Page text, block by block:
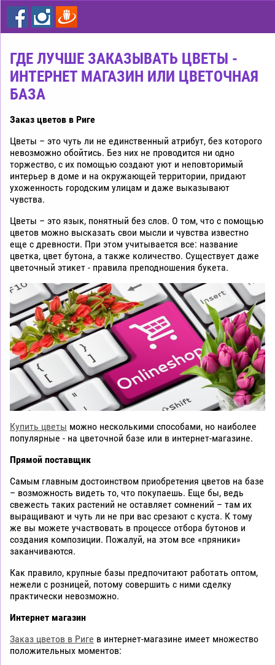
цветы
дешево
Рига
ГДЕ ЛУЧШЕ ЗАКАЗЫВАТЬ ЦВЕТЫ -
ИНТЕРНЕТ МАГАЗИН ИЛИ ЦВЕТОЧНАЯ
БАЗА
Заказ цветов в Риге
Цветы – это чуть ли не единственный атрибут, без которого
невозможно обойтись. Без них не проводится ни одно
торжество, с их помощью создают уют и неповторимый
интерьер в доме и на окружающей территории, придают
ухоженность городским улицам и даже выказывают
чувства.
Цветы – это язык, понятный без слов. О том, что с помощью
цветов можно высказать свои мысли и чувства известно
еще с древности. При этом учитывается все: название
цветка, цвет бутона, а также количество. Существует даже
цветочный этикет ‑ правила преподношения букета.
Купить цветы можно несколькими способами, но наиболее
популярные ‑ на цветочной базе или в интернет-магазине.
Прямой поставщик
Самым главным достоинством приобретения цветов на базе
– возможность видеть то, что покупаешь. Еще бы, ведь
свежесть таких растений не оставляет сомнений – там их
выращивают и чуть ли не при вас срезают с куста. К тому
же вы можете участвовать в процессе отбора бутонов и
создания композиции. Пожалуй, на этом все «пряники»
заканчиваются.
Как правило, крупные базы предпочитают работать оптом,
нежели с розницей, потому совершить с ними сделку
практически невозможно.
Интернет магазин
Заказ цветов в Риге в интернет-магазине имеет множество
положительных моментов: